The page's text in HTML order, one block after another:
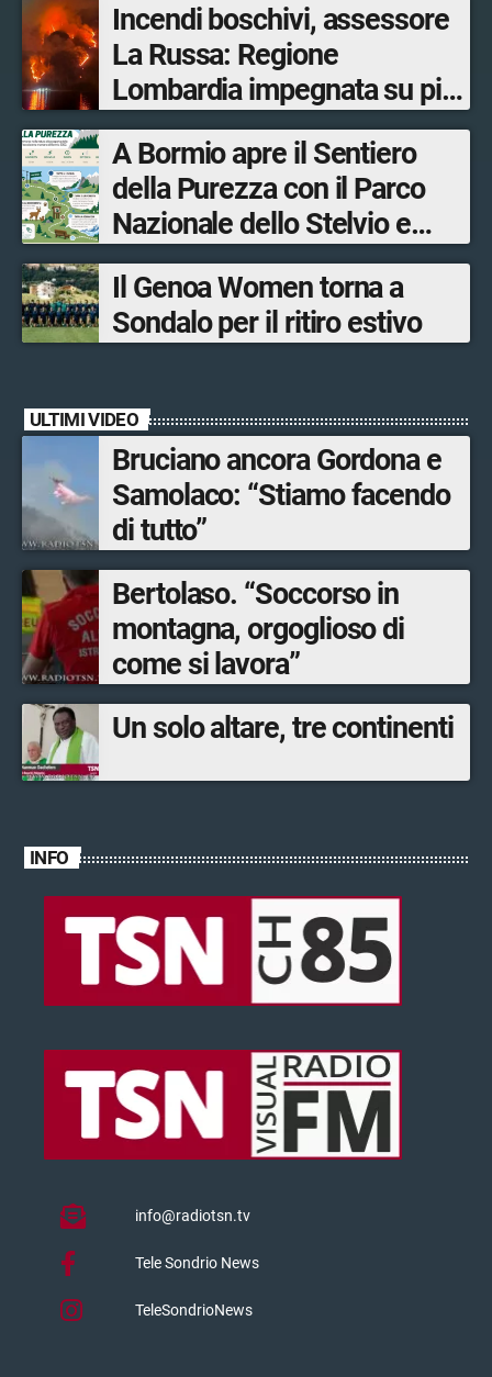
Incendi boschivi, assessore
La Russa: Regione
Lombardia impegnata su più
fronti, 48 volontari coinvolti
tra le province di Lecco,
Sondrio, Milano e Como
A Bormio apre il Sentiero
della Purezza con il Parco
Nazionale dello Stelvio e
Bormio Tourism
Il Genoa Women torna a
Sondalo per il ritiro estivo
ULTIMI VIDEO
Bruciano ancora Gordona e
Samolaco: “Stiamo facendo
di tutto”
Bertolaso. “Soccorso in
montagna, orgoglioso di
come si lavora”
Un solo altare, tre continenti
INFO
info@radiotsn.tv
Tele Sondrio News
TeleSondrioNews